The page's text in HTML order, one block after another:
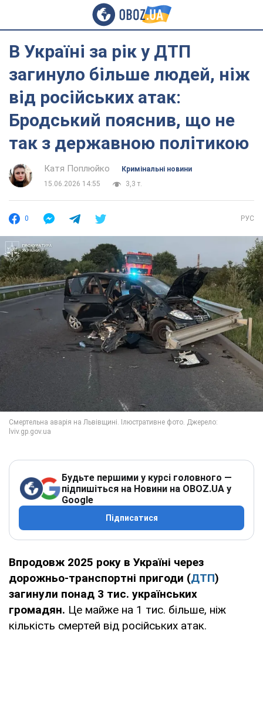
В Україні за рік у ДТП
загинуло більше людей, ніж
від російських атак:
Бродський пояснив, що не
так з державною політикою
Катя Поплюйко
Кримінальні новини
15.06.2026 14:55
3,3 т.
0 РУС
Будьте першими у курсі головного —
підпишіться на Новини на OBOZ.UA у
Google
Підписатися
Впродовж 2025 року в Україні через
дорожньо-транспортні пригоди (ДТП)
загинули понад 3 тис. українських
громадян. Це майже на 1 тис. більше, ніж
кількість смертей від російських атак.